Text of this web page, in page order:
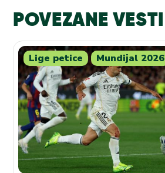
POVEZANE VESTI
Lige petice Mundijal 2026